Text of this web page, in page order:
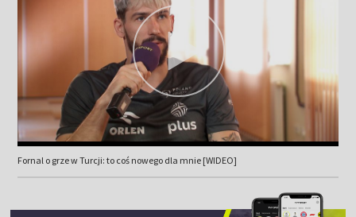
Fornal o grze w Turcji: to coś nowego dla mnie [WIDEO]